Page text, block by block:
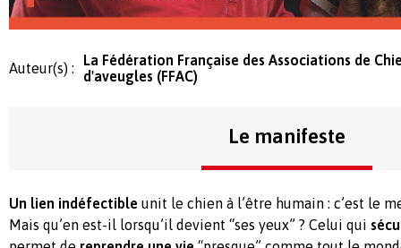
Auteur(s) :
La Fédération Française des Associations de
d'aveugles (FFAC)
Le manifeste
Un lien indéfectible unit le chien à l’être humain : c’est le
Mais qu’en est-il lorsqu’il devient “ses yeux” ? Celui qui